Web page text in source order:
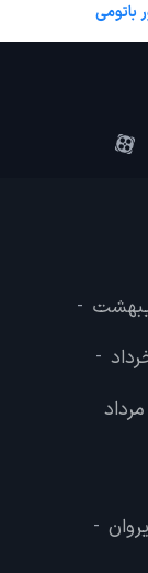
باتومی
-
-
-